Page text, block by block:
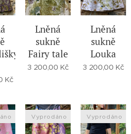
Kč
Lněná
sukně
Fairy tale
3 200,00 Kč
Lněná
sukně
Louka
3 200,00 Kč
Vyprodáno Vyprodáno